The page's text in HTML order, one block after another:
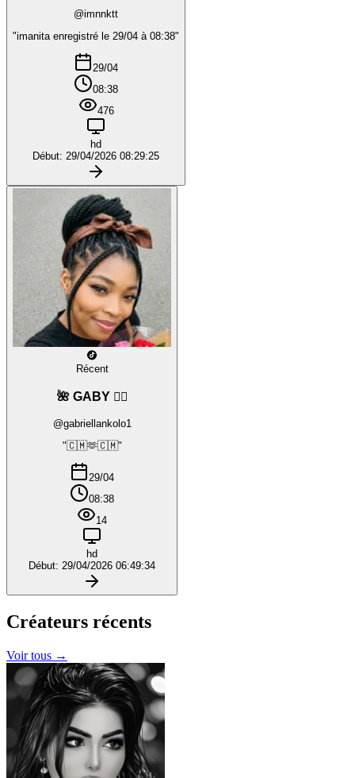
@imnnktt
"imanita enregistré le 29/04 à 08:38"
29/04
08:38
476
hd
Début: 29/04/2026 08:29:25
Récent
🌺 GABY ❤️‍🔥
@gabriellankolo1
"🇨🇲🫶🇨🇲"
29/04
08:38
14
hd
Début: 29/04/2026 06:49:34
Créateurs récents
Voir tous →